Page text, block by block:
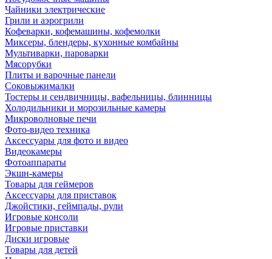
Чайники электрические
Грили и аэрогрили
Кофеварки, кофемашины, кофемолки
Миксеры, блендеры, кухонные комбайны
Мультиварки, пароварки
Мясорубки
Плиты и варочные панели
Соковыжималки
Тостеры и сендвичницы, вафельницы, блинницы
Холодильники и морозильные камеры
Микроволновые печи
Фото-видео техника
Аксессуары для фото и видео
Видеокамеры
Фотоаппараты
Экшн-камеры
Товары для геймеров
Аксессуары для приставок
Джойстики, геймпады, рули
Игровые консоли
Игровые приставки
Диски игровые
Товары для детей